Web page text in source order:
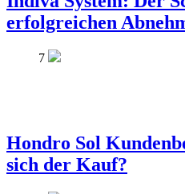
erfolgreichen
7
Hondro Sol
sich der Kauf?